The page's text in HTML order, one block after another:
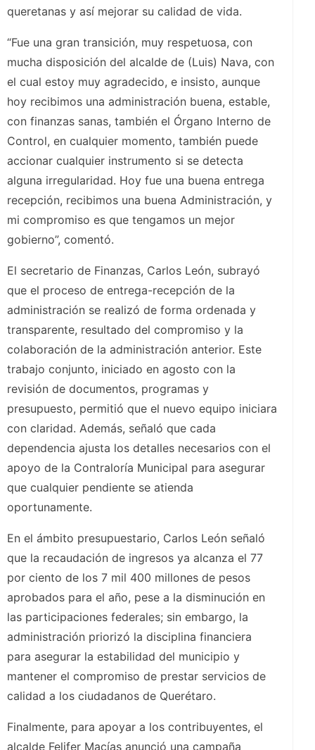
queretanas y así mejorar su calidad de vida.
“Fue una gran transición, muy respetuosa, con
mucha disposición del alcalde de (Luis) Nava, con
el cual estoy muy agradecido, e insisto, aunque
hoy recibimos una administración buena, estable,
con finanzas sanas, también el Órgano Interno de
Control, en cualquier momento, también puede
accionar cualquier instrumento si se detecta
alguna irregularidad. Hoy fue una buena entrega
recepción, recibimos una buena Administración, y
mi compromiso es que tengamos un mejor
gobierno”, comentó.
El secretario de Finanzas, Carlos León, subrayó
que el proceso de entrega-recepción de la
administración se realizó de forma ordenada y
transparente, resultado del compromiso y la
colaboración de la administración anterior. Este
trabajo conjunto, iniciado en agosto con la
revisión de documentos, programas y
presupuesto, permitió que el nuevo equipo iniciara
con claridad. Además, señaló que cada
dependencia ajusta los detalles necesarios con el
apoyo de la Contraloría Municipal para asegurar
que cualquier pendiente se atienda
oportunamente.
En el ámbito presupuestario, Carlos León señaló
que la recaudación de ingresos ya alcanza el 77
por ciento de los 7 mil 400 millones de pesos
aprobados para el año, pese a la disminución en
las participaciones federales; sin embargo, la
administración priorizó la disciplina financiera
para asegurar la estabilidad del municipio y
mantener el compromiso de prestar servicios de
calidad a los ciudadanos de Querétaro.
Finalmente, para apoyar a los contribuyentes, el
alcalde Felifer Macías anunció una campaña